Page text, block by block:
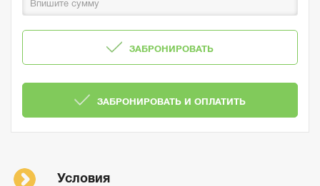
ЗАБРОНИРОВАТЬ
ЗАБРОНИРОВАТЬ И ОПЛАТИТЬ
Условия